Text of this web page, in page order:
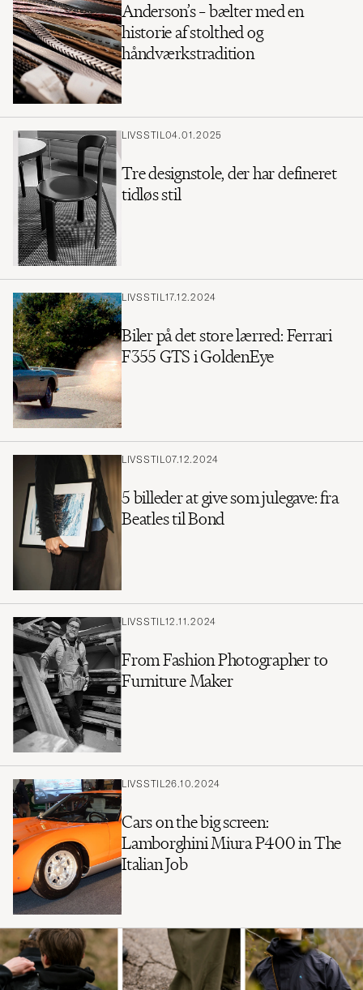
Anderson’s – bælter med en
historie af stolthed og
håndværkstradition
LIVSSTIL 04.01.2025
Tre designstole, der har defineret
tidløs stil
LIVSSTIL 17.12.2024
Biler på det store lærred: Ferrari
F355 GTS i GoldenEye
LIVSSTIL 07.12.2024
5 billeder at give som julegave: fra
Beatles til Bond
LIVSSTIL 12.11.2024
From Fashion Photographer to
Furniture Maker
LIVSSTIL 26.10.2024
Cars on the big screen:
Lamborghini Miura P400 in The
Italian Job